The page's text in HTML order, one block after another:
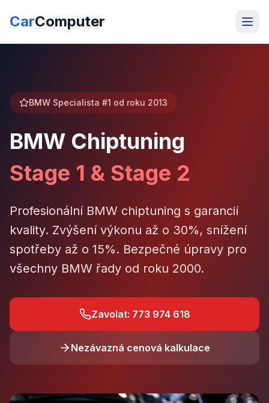
CarComputer
BMW Specialista #1 od roku 2013
BMW Chiptuning
Stage 1 & Stage 2
Profesionální BMW chiptuning s garancií
kvality. Zvýšení výkonu až o 30%, snížení
spotřeby až o 15%. Bezpečné úpravy pro
všechny BMW řady od roku 2000.
Zavolat: 773 974 618
Nezávazná cenová kalkulace